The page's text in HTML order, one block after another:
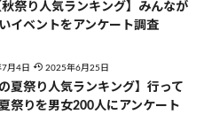
祭り人気ランキング】みんなが
イベントをアンケート調査
月4日 2025年6月25日
の夏祭り人気ランキング】行って
祭りを男女200人にアンケート